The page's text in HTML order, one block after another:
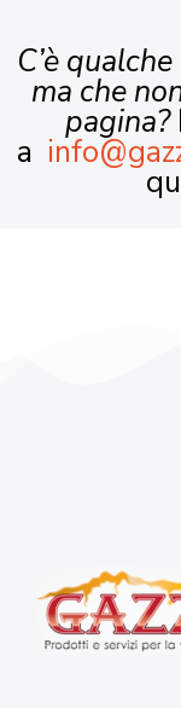
C’è
ma che
pagina?
a